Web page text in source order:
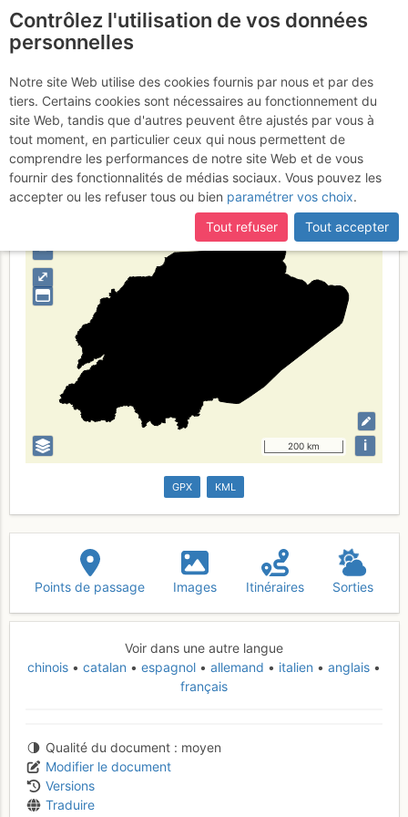
Shandong
Type de région limite administrative
⤢
–
200 km i
GPX KML
Points de passage Images Itinéraires Sorties
Voir dans une autre langue
chinois
catalan espagnol allemand italien
anglais
français
Qualité du document
moyen
Modifier le document
Versions
Traduire
Contrôlez l'utilisation de vos données
personnelles
Notre site Web utilise des cookies fournis par nous et par des
tiers. Certains cookies sont nécessaires au fonctionnement du
site Web, tandis que d'autres peuvent être ajustés par vous à
tout moment, en particulier ceux qui nous permettent de
comprendre les performances de notre site Web et de vous
fournir des fonctionnalités de médias sociaux. Vous pouvez les
accepter ou les refuser tous ou bien paramétrer vos choix.
Tout refuser
Tout accepter